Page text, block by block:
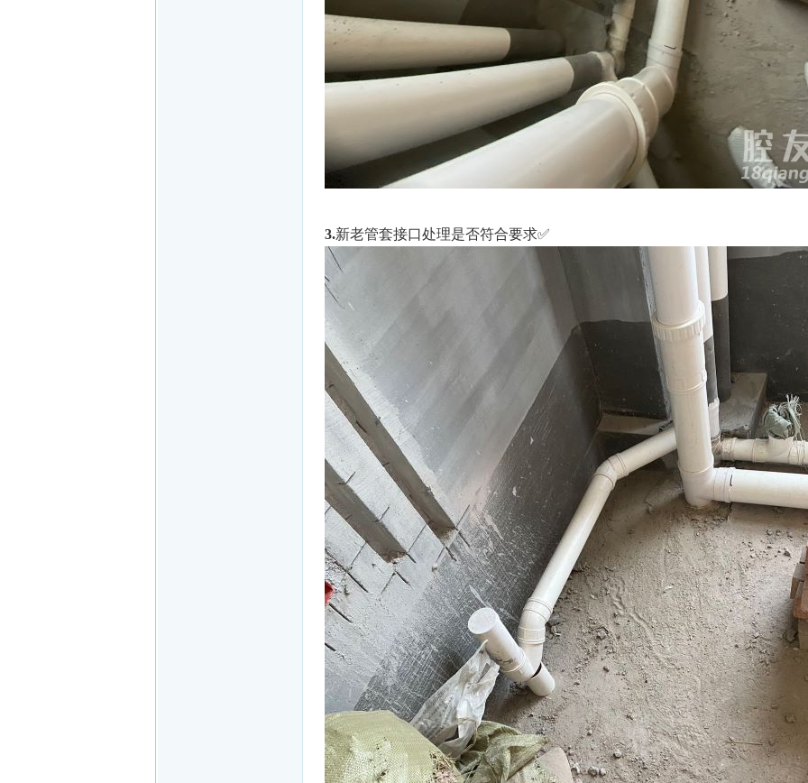
3.新老管套接口处理是否符合要求✅